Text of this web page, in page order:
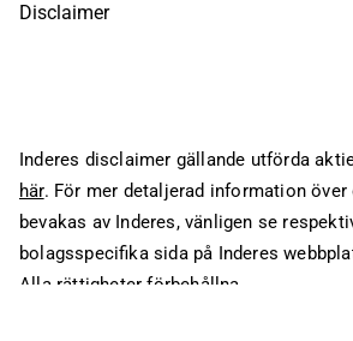
Disclaimer
Inderes disclaimer gällande utförda
här. För mer detaljerad information
bevakas av Inderes, vänligen se
bolagsspecifika sida på Inderes
Alla rättigheter förbehållna.